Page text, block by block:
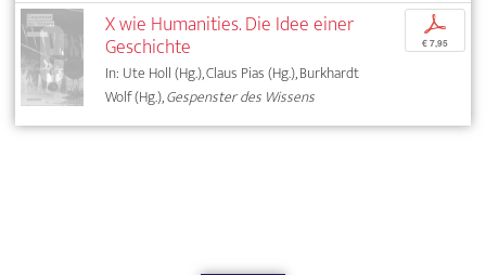
X wie Humanities. Die Idee einer
Geschichte
In: Ute Holl (Hg.), Claus Pias (Hg.), Burkhardt
Wolf (Hg.),Gespenster des Wissens
p
€ 7,95